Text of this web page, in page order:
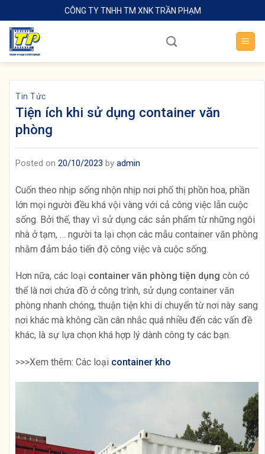
to
content
CÔNG TY TNHH TM XNK TRẦN PHẠM
Tin Tức
Tiện ích khi sử dụng container văn
phòng
Posted on 20/10/2023 by admin
Cuốn theo nhịp sống nhộn nhịp nơi phố thị phồn hoa, phần
lớn mọi người đều khá vội vàng với cả công việc lẫn cuộc
sống. Bởi thế, thay vì sử dụng các sản phẩm từ những ngôi
nhà ở tạm, … người ta lại chọn các mẫu container văn phòng
nhằm đảm bảo tiến độ công việc và cuộc sống.
Hơn nữa, các loại container văn phòng tiện dụng còn có
thể là nơi chứa đồ ở công trình, sử dụng container văn
phòng nhanh chóng, thuận tiện khi di chuyển từ nơi này sang
nơi khác mà không cần cân nhắc quá nhiều đến các vấn đề
khác, là sự lựa chọn khá hợp lý dành công ty các bạn.
>>>Xem thêm: Các loại container kho